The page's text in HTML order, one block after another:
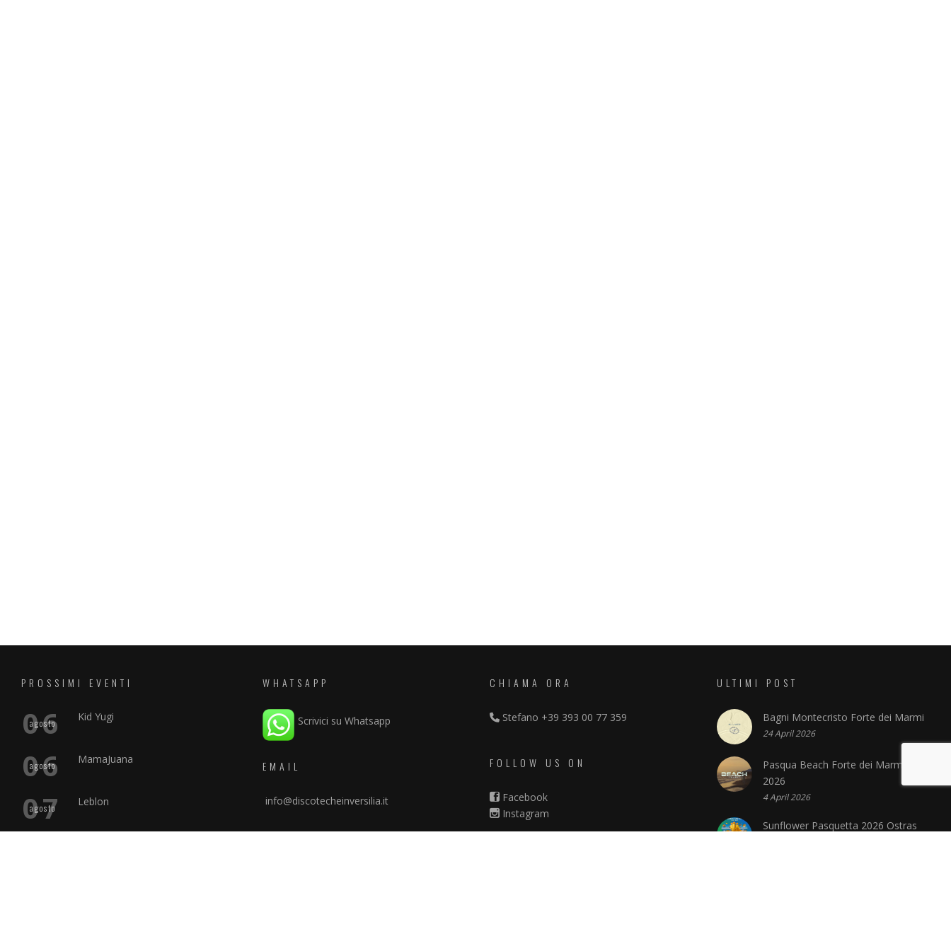
PROSSIMI EVENTI
06
agosto Kid Yugi
06
agosto MamaJuana
07
agosto Leblon
WHATSAPP
Scrivici su Whatsapp
EMAIL
info@discotecheinversilia.it
CHIAMA ORA
Stefano +39 393 00 77 359
FOLLOW US ON
Facebook
Instagram
ULTIMI POST
Bagni Montecristo Forte dei Marmi
24 April 2026
Pasqua Beach Forte dei Marmi
2026
4 April 2026
Sunflower Pasquetta 2026 Ostras